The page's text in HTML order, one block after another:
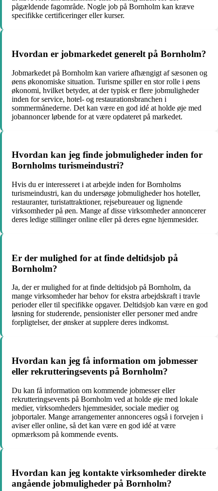
pågældende fagområde. Nogle job på Bornholm kan kræve
specifikke certificeringer eller kurser.
Hvordan er jobmarkedet generelt på Bornholm?
Jobmarkedet på Bornholm kan variere afhængigt af sæsonen og
øens økonomiske situation. Turisme spiller en stor rolle i øens
økonomi, hvilket betyder, at der typisk er flere jobmuligheder
inden for service, hotel- og restaurationsbranchen i
sommermånederne. Det kan være en god idé at holde øje med
jobannoncer løbende for at være opdateret på markedet.
Hvordan kan jeg finde jobmuligheder inden for
Bornholms turismeindustri?
Hvis du er interesseret i at arbejde inden for Bornholms
turismeindustri, kan du undersøge jobmuligheder hos hoteller,
restauranter, turistattraktioner, rejsebureauer og lignende
virksomheder på øen. Mange af disse virksomheder annoncerer
deres ledige stillinger online eller på deres egne hjemmesider.
Er der mulighed for at finde deltidsjob på
Bornholm?
Ja, der er mulighed for at finde deltidsjob på Bornholm, da
mange virksomheder har behov for ekstra arbejdskraft i travle
perioder eller til specifikke opgaver. Deltidsjob kan være en god
løsning for studerende, pensionister eller personer med andre
forpligtelser, der ønsker at supplere deres indkomst.
Hvordan kan jeg få information om jobmesser
eller rekrutteringsevents på Bornholm?
Du kan få information om kommende jobmesser eller
rekrutteringsevents på Bornholm ved at holde øje med lokale
medier, virksomheders hjemmesider, sociale medier og
jobportaler. Mange arrangementer annonceres også i forvejen i
aviser eller online, så det kan være en god idé at være
opmærksom på kommende events.
Hvordan kan jeg kontakte virksomheder direkte
angående jobmuligheder på Bornholm?